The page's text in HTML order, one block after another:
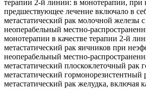
терапии 2-й линии: в монотерапии, при
предшествующее лечение включало в
метастатический рак молочной железы
неоперабельный местно-
монотерапии в качестве терапии 2-й
метастатический рак яичников при
неоперабельный местно-
метастатический плоскоклеточный
метастатический
метастатический рак желудка,